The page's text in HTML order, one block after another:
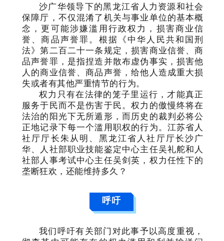
沙广华领导下的黑龙江省人力资源和社会
保障厅，不仅混淆了机关与事业单位的基本概
念，更可能涉嫌滥用行政权力，损害商业信
誉、商品声誉罪。根据《中华人民共和国刑
法》第二百二十一条规定，损害商业信誉、商
品声誉罪，是指捏造并散布虚伪事实，损害他
人的商业信誉、商品声誉，给他人造成重大损
失或者有其他严重情节的行为。
权力只有在法律的笼子里运行，才能真正
服务于民而不是伤害于民。权力的傲慢终将在
法治的阳光下无所遁形，而历史的裁判必将公
正地记录下每一个滥用职权的行为。江苏省人
社厅厅长朱从明、黑龙江省人社厅厅长沙广
华、人社部职业技能鉴定中心主任吴礼舵和人
社部人事考试中心主任吴剑英，权力任性下的
垄断狂欢，还能维持多久？
呼吁
我们呼吁有关部门对此事予以高度重视，